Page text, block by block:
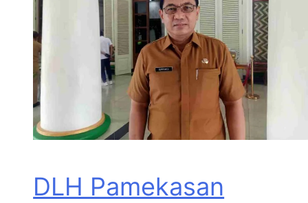
DLH Pamekasan